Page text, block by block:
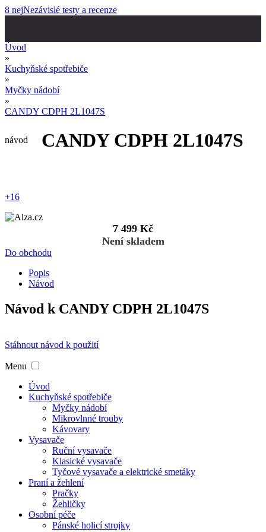
8 nejNezávislé testy a recenze
Úvod
»
Kuchyňské spotřebiče
»
Myčky nádobí
»
CANDY CDPH 2L1047S
CANDY CDPH 2L1047S
návod
+16
7 499 Kč
Není skladem
Do obchodu
Popis
Návod
Návod k CANDY CDPH 2L1047S
Stáhnout návod k použití
Menu
Úvod
Kuchyňské spotřebiče
Myčky nádobí
Mikrovlnné trouby
Kávovary
Vysavače
Ruční vysavače
Klasické vysavače
Tyčové vysavače a elektrické smetáky
Praní a žehlení
Pračky
Žehličky
Osobní péče
Pánské holicí strojky